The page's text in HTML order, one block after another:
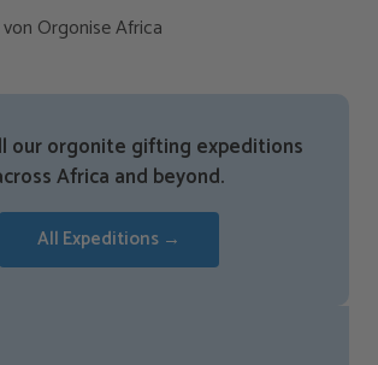
Orgonise Africa
our orgonite gifting expeditions
Africa and beyond.
All Expeditions →